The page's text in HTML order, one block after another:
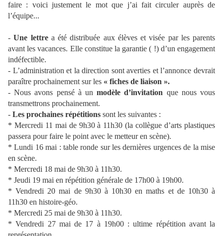
faire : voici justement le mot que j’ai fait circuler auprès de
l’équipe...
-Une lettrea été distribuée aux élèves et visée par les parents
avant les vacances. Elle constitue la garantie ( !) d’un engagement
indéfectible.
- L’administration et la direction sont averties et l’annonce devrait
paraître prochainement sur les « fiches de liaison ».
- Nous avons pensé à unmodèle d’invitation que nous vous
transmettrons prochainement.
- Les prochaines répétitions sont les suivantes :
* Mercredi 11 mai de 9h30 à 11h30 (la collègue d’arts plastiques
passera pour faire le point avec le metteur en scène).
* Lundi 16 mai : table ronde sur les dernières urgences de la mise
en scène.
* Mercredi 18 mai de 9h30 à 11h30.
* Jeudi 19 mai en répétition générale de 17h00 à 19h00.
* Vendredi 20 mai de 9h30 à 10h30 en maths et de 10h30 à
11h30 en histoire-géo.
* Mercredi 25 mai de 9h30 à 11h30.
* Vendredi 27 mai de 17 à 19h00 : ultime répétition avant la